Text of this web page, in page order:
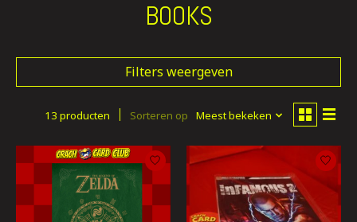
BOOKS
Filters weergeven
13 producten Sorteren op Meest bekeken